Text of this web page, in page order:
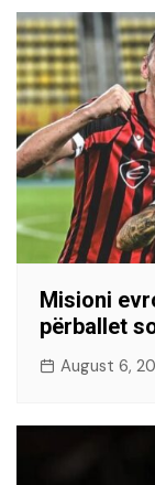
Misioni
përballet
August 6,